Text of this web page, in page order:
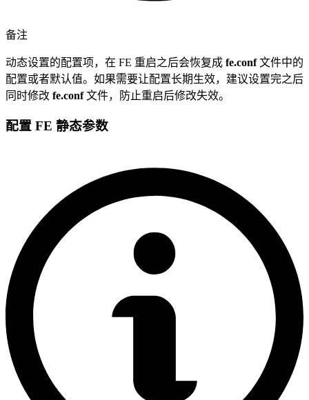
备注
动态设置的配置项，在 FE 重启之后会恢复成 fe.conf文件中的
配置或者默认值。如果需要让配置长期生效，建议设置完之后
同时修改 fe.conf文件，防止重启后修改失效。
配置 FE 静态参数